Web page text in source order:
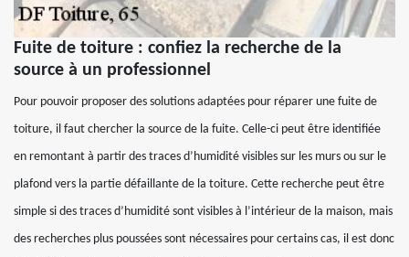
Fuite de toiture : confiez la recherche de la
source à un professionnel
Pour pouvoir proposer des solutions adaptées pour réparer une fuite de
toiture, il faut chercher la source de la fuite. Celle-ci peut être identifiée
en remontant à partir des traces d’humidité visibles sur les murs ou sur le
plafond vers la partie défaillante de la toiture. Cette recherche peut être
simple si des traces d’humidité sont visibles à l’intérieur de la maison, mais
des recherches plus poussées sont nécessaires pour certains cas, il est donc